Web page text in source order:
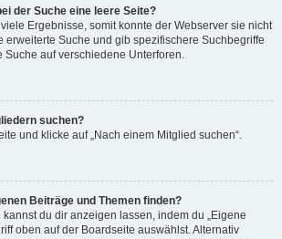
der Suche eine leere Seite?
Ergebnisse, somit konnte der Webserver sie nicht
erweiterte Suche und gib spezifischere Suchbegriffe
Suche auf verschiedene Unterforen.
suchen?
und klicke auf „Nach einem Mitglied suchen“.
Beiträge und Themen finden?
du dir anzeigen lassen, indem du „Eigene
oben auf der Boardseite auswählst. Alternativ